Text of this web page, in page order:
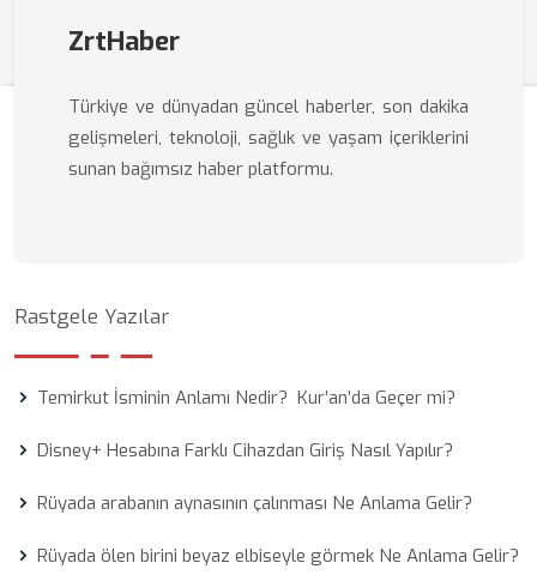
ZrtHaber
Türkiye ve dünyadan güncel haberler, son dakika
gelişmeleri, teknoloji, sağlık ve yaşam içeriklerini
sunan bağımsız haber platformu.
Rastgele Yazılar
Temirkut İsminin Anlamı Nedir? Kur’an’da Geçer mi?
Disney+ Hesabına Farklı Cihazdan Giriş Nasıl Yapılır?
Rüyada arabanın aynasının çalınması Ne Anlama Gelir?
Rüyada ölen birini beyaz elbiseyle görmek Ne Anlama Gelir?